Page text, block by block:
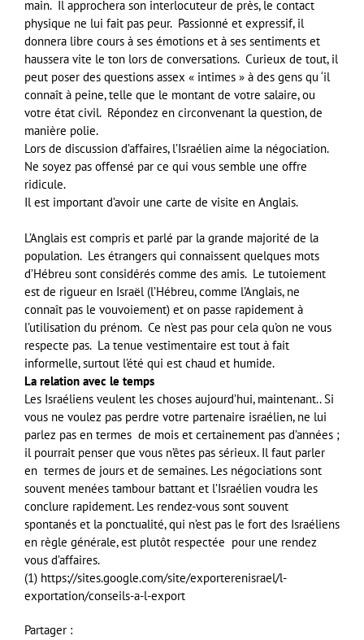
main. Il approchera son interlocuteur de près, le contact
physique ne lui fait pas peur. Passionné et expressif, il
donnera libre cours à ses émotions et à ses sentiments et
haussera vite le ton lors de conversations. Curieux de tout, il
peut poser des questions assex « intimes » à des gens qu ‘il
connaît à peine, telle que le montant de votre salaire, ou
votre état civil. Répondez en circonvenant la question, de
manière polie.
Lors de discussion d’affaires, l’Israélien aime la négociation.
Ne soyez pas offensé par ce qui vous semble une offre
ridicule.
Il est important d’avoir une carte de visite en Anglais.
L’Anglais est compris et parlé par la grande majorité de la
population. Les étrangers qui connaissent quelques mots
d’Hébreu sont considérés comme des amis. Le tutoiement
est de rigueur en Israël (l’Hébreu, comme l’Anglais, ne
connaît pas le vouvoiement) et on passe rapidement à
l’utilisation du prénom. Ce n’est pas pour cela qu’on ne vous
respecte pas. La tenue vestimentaire est tout à fait
informelle, surtout l’été qui est chaud et humide.
La relation avec le temps
Les Israéliens veulent les choses aujourd’hui, maintenant.. Si
vous ne voulez pas perdre votre partenaire israélien, ne lui
parlez pas en termes de mois et certainement pas d’années ;
il pourrait penser que vous n’êtes pas sérieux. Il faut parler
en termes de jours et de semaines. Les négociations sont
souvent menées tambour battant et l’Israélien voudra les
conclure rapidement. Les rendez-vous sont souvent
spontanés et la ponctualité, qui n’est pas le fort des Israéliens
en règle générale, est plutôt respectée pour une rendez
vous d’affaires.
(1) https://sites.google.com/site/exporterenisrael/l-
exportation/conseils-a-l-export
Partager :